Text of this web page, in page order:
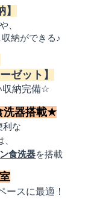
、
納ができる♪
ゼット】
収納完備☆
洗器搭載★
利な
、
食洗器を搭載
ースに最適！